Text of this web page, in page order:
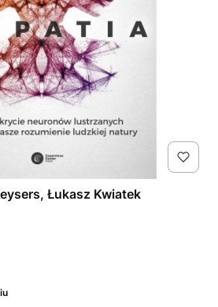
Keysers, Łukasz Kwiatek